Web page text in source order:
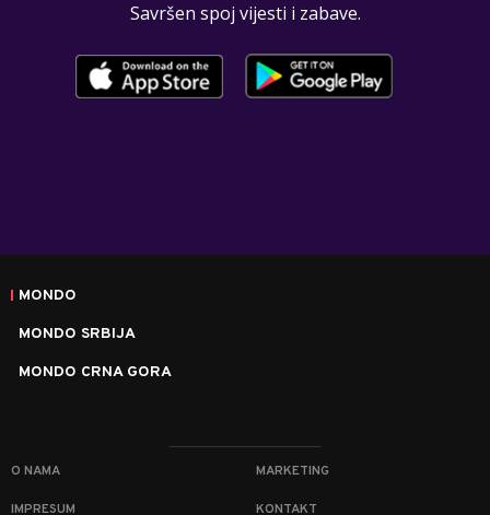
Savršen spoj vijesti i zabave.
MONDO
MONDO SRBIJA
MONDO CRNA GORA
O NAMA MARKETING
IMPRESUM KONTAKT